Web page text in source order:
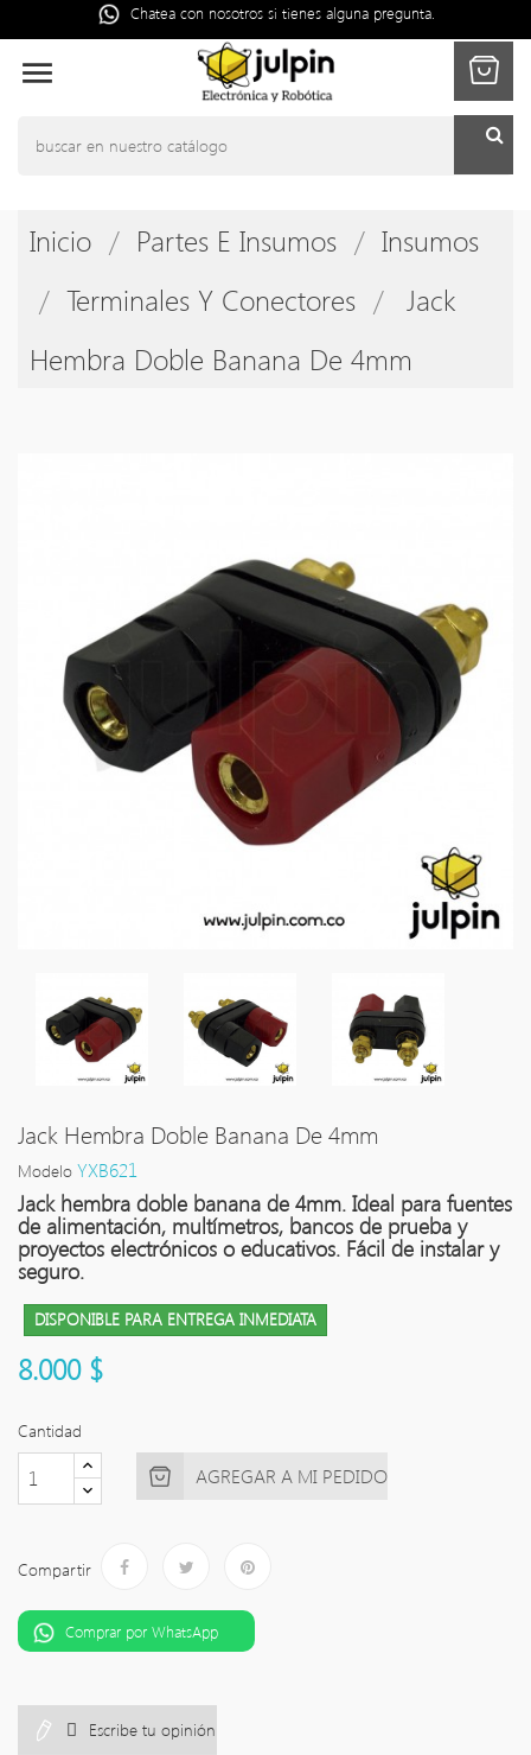
Chatea con nosotros si tienes alguna pregunta.

Inicio Partes E Insumos
Insumos
Terminales Y Conectores
Jack
Hembra Doble Banana De 4mm
Jack Hembra Doble Banana De 4mm
Modelo YXB621
Jack hembra doble banana de 4mm. Ideal para fuentes
de alimentación, multímetros, bancos de prueba y
proyectos electrónicos o educativos. Fácil de instalar y
seguro.
DISPONIBLE PARA ENTREGA INMEDIATA
8.000 $
Cantidad
AGREGAR A MI PEDIDO
Compartir
Comprar por WhatsApp
Escribe tu opinión